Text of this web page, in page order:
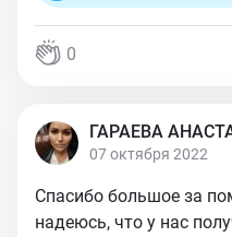
0
ГАРАЕВА
07 октября 2022
Спасибо большое за
надеюсь, что у нас